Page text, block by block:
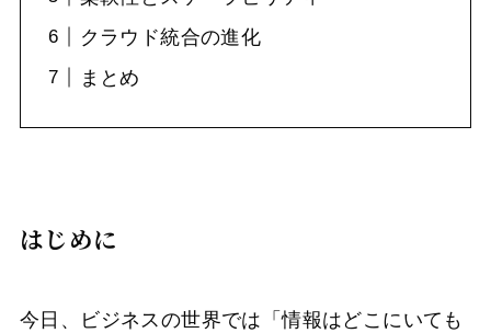
クラウド統合の進化
まとめ
はじめに
今日、ビジネスの世界では「情報はどこにいても